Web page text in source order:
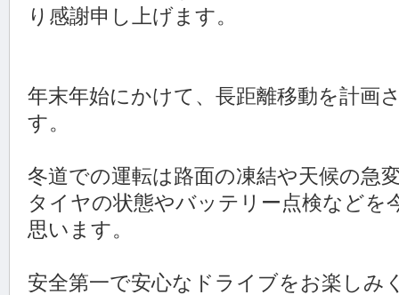
り感謝申し上げます。
年末年始にかけて、長距離移動を計画
す。
冬道での運転は路面の凍結や天候の急
タイヤの状態やバッテリー点検などを
思います。
安全第一で安心なドライブをお楽しみ